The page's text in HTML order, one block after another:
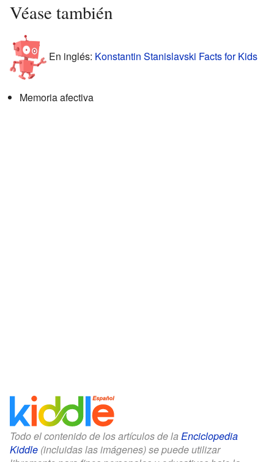
Véase también
En inglés: Konstantin Stanislavski Facts for Kids
Memoria afectiva
Todo el contenido de los artículos de la Enciclopedia
Kiddle (incluidas las imágenes) se puede utilizar